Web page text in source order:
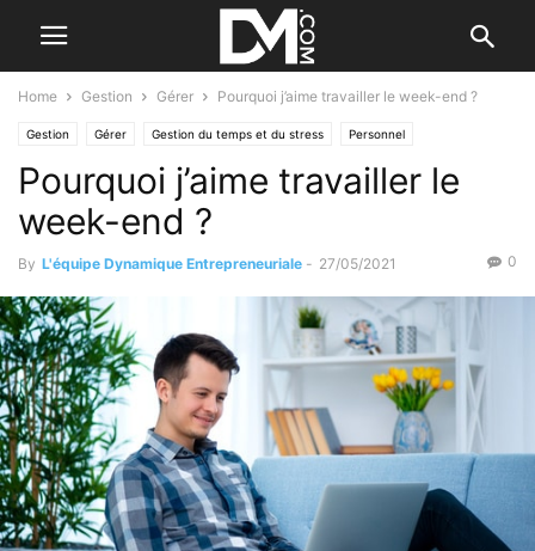
Home Gestion Gérer Pourquoi j’aime travailler le week-end ?
Gestion Gérer Gestion du temps et du stress Personnel
Pourquoi j’aime travailler le
week-end ?
By L'équipe Dynamique Entrepreneuriale - 27/05/2021 0